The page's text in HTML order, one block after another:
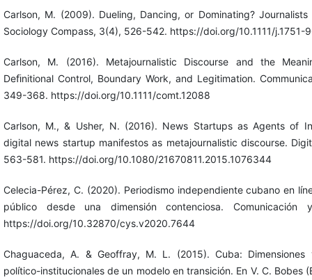
Carlson, M. (2009). Dueling, Dancing, or Dominating?
Sociology Compass, 3(4), 526-542. https://doi.org/10.1111/j.1751-
Carlson, M. (2016). Metajournalistic Discourse and the
Deﬁnitional Control, Boundary Work, and Legitimation.
349-368. https://doi.org/10.1111/comt.12088
Carlson, M., & Usher, N. (2016). News Startups as Agents of
digital news startup manifestos as metajournalistic discourse.
563-581. https://doi.org/10.1080/21670811.2015.1076344
Celecia-Pérez, C. (2020). Periodismo independiente cubano en
público desde una dimensión contenciosa. Comunicación
https://doi.org/10.32870/cys.v2020.7644
Chaguaceda, A. & Geoffray, M. L. (2015). Cuba: Dimensiones
político-institucionales de un modelo en transición. En V. C. Bobes